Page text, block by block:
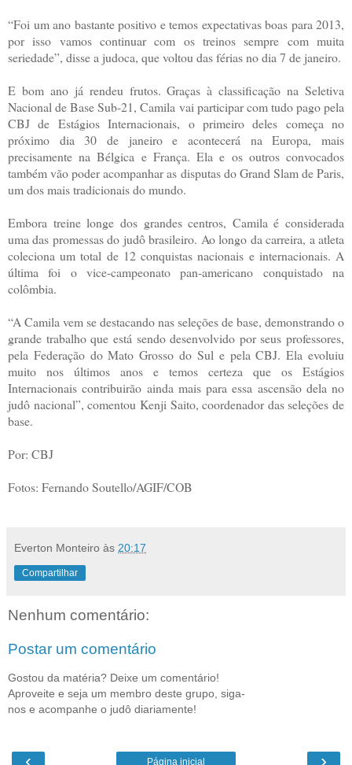
“Foi um ano bastante positivo e temos expectativas boas para 2013,
por isso vamos continuar com os treinos sempre com muita
seriedade”, disse a judoca, que voltou das férias no dia 7 de janeiro.
E bom ano já rendeu frutos. Graças à classificação na Seletiva
Nacional de Base Sub-21, Camila vai participar com tudo pago pela
CBJ de Estágios Internacionais, o primeiro deles começa no
próximo dia 30 de janeiro e acontecerá na Europa, mais
precisamente na Bélgica e França. Ela e os outros convocados
também vão poder acompanhar as disputas do Grand Slam de Paris,
um dos mais tradicionais do mundo.
Embora treine longe dos grandes centros, Camila é considerada
uma das promessas do judô brasileiro. Ao longo da carreira, a atleta
coleciona um total de 12 conquistas nacionais e internacionais. A
última foi o vice-campeonato pan-americano conquistado na
colômbia.
“A Camila vem se destacando nas seleções de base, demonstrando o
grande trabalho que está sendo desenvolvido por seus professores,
pela Federação do Mato Grosso do Sul e pela CBJ. Ela evoluiu
muito nos últimos anos e temos certeza que os Estágios
Internacionais contribuirão ainda mais para essa ascensão dela no
judô nacional”, comentou Kenji Saito, coordenador das seleções de
base.
Por: CBJ
Fotos: Fernando Soutello/AGIF/COB
Everton Monteiro às 20:17
Compartilhar
Nenhum comentário:
Postar um comentário
Gostou da matéria? Deixe um comentário!
Aproveite e seja um membro deste grupo, siga-
nos e acompanhe o judô diariamente!
‹ ›
Página inicial